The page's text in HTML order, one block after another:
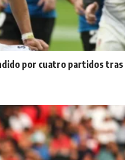
por cuatro partidos tras